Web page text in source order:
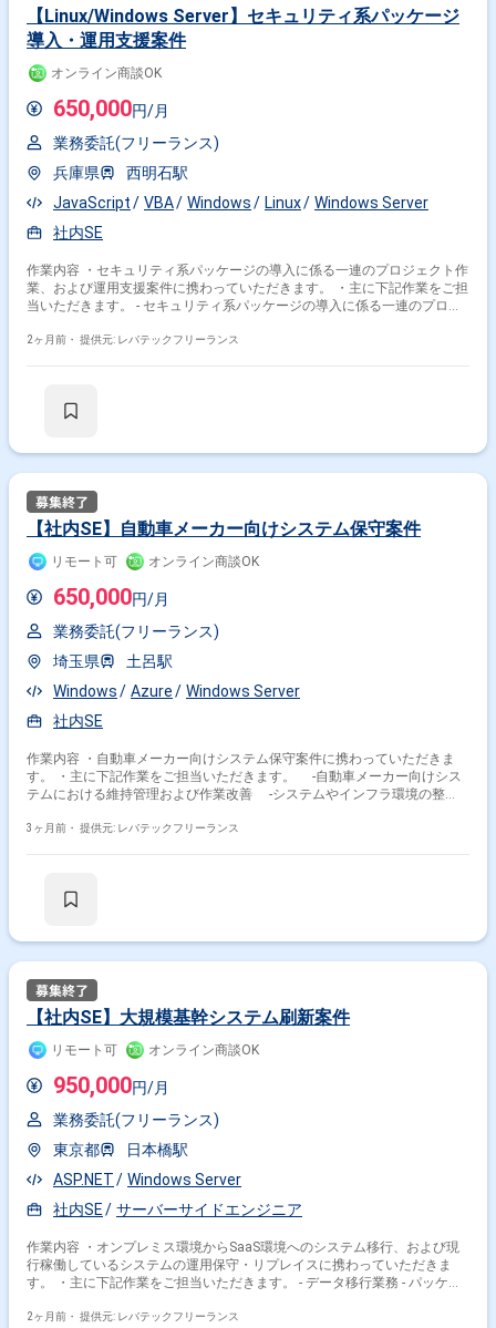
【Linux/Windows Server】セキュリティ系パッケージ
導入・運用支援案件
オンライン商談OK
650,000円/月
業務委託(フリーランス)
兵庫県
西明石駅
JavaScript
VBA Windows Linux
Windows Server
社内SE
作業内容 ・セキュリティ系パッケージの導入に係る一連のプロジェクト作
業、および運用支援案件に携わっていただきます。 ・主に下記作業をご担
当いただきます。 - セキュリティ系パッケージの導入に係る一連のプロジ
2ヶ月前・ 提供元: レバテックフリーランス
【社内SE】自動車メーカー向けシステム保守案件
リモート可 オンライン商談OK
650,000円/月
業務委託(フリーランス)
埼玉県
土呂駅
Windows
Azure
Windows Server
社内SE
作業内容 ・自動車メーカー向けシステム保守案件に携わっていただきま
す。 ・主に下記作業をご担当いただきます。 -自動車メーカー向けシス
テムにおける維持管理および作業改善 -システムやインフラ環境の整
との調整、作業の進捗管理 -課題の管理
3ヶ月前・ 提供元: レバテックフリーランス
【社内SE】大規模基幹システム刷新案件
リモート可 オンライン商談OK
950,000円/月
業務委託(フリーランス)
東京都
日本橋駅
ASP.NET
Windows Server
社内SE
サーバーサイドエンジニア
作業内容 ・オンプレミス環境からSaaS環境へのシステム移行、および現
行稼働しているシステムの運用保守・リプレイスに携わっていただきま
す。 ・主に下記作業をご担当いただきます。 - データ移行業務 - パッケー
プレイス/SaaS移行
2ヶ月前・ 提供元: レバテックフリーランス
Windows Server × 在宅・リモート
その他の条件で検索する
その他開発言語・スキルから探す
VMware
その他の職種から探す
インフラエンジニア サーバーエンジニア
社内SE
ネットワークエンジニア
PM